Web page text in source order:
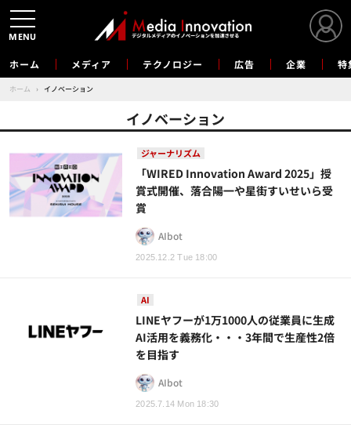
ホーム メディア テクノロジー 広告 企業 特
ホーム › イノベーション
イノベーション
ジャーナリズム
2025.12.2 Tue 18:00
「WIRED Innovation Award 2025」授
賞式開催、落合陽一や星街すいせいら受
賞
AIbot
AI
2025.7.14 Mon 18:30
LINEヤフーが1万1000人の従業員に生成
AI活用を義務化・・・3年間で生産性2倍
を目指す
AIbot
MENU